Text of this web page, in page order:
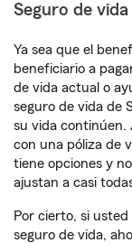
Seguro de vida
Ya sea que el
beneficiario a
de vida actual o
seguro de vida de
su vida continúen.
con una póliza de
tiene opciones y
ajustan a casi
Por cierto, si
seguro de vida,